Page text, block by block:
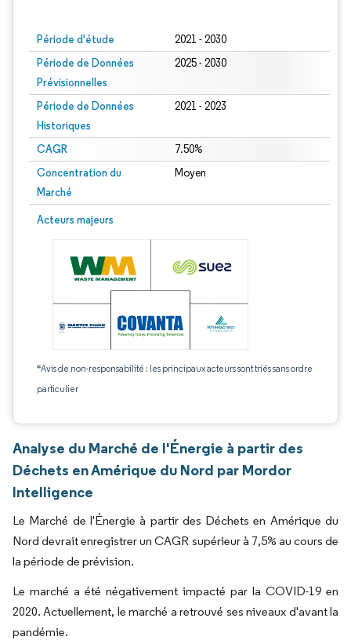
Période d'étude 2021 - 2030
Période de Données
Prévisionnelles
2025 - 2030
Période de Données
Historiques
2021 - 2023
CAGR 7.50%
Concentration du
Marché
Moyen
Acteurs majeurs
*Avis de non-responsabilité : les principaux acteurs sont triés sans ordre
particulier
Analyse du Marché de l'Énergie à partir des
Déchets en Amérique du Nord par Mordor
Intelligence
Le Marché de l'Énergie à partir des Déchets en Amérique du
Nord devrait enregistrer un CAGR supérieur à 7,5% au cours de
la période de prévision.
Le marché a été négativement impacté par la COVID-19 en
2020. Actuellement, le marché a retrouvé ses niveaux d'avant la
pandémie.